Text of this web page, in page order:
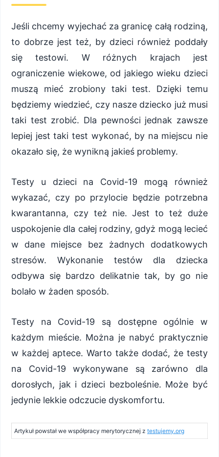
Jeśli chcemy wyjechać za granicę całą rodziną,
to dobrze jest też, by dzieci również poddały
się testowi. W różnych krajach jest
ograniczenie wiekowe, od jakiego wieku dzieci
muszą mieć zrobiony taki test. Dzięki temu
będziemy wiedzieć, czy nasze dziecko już musi
taki test zrobić. Dla pewności jednak zawsze
lepiej jest taki test wykonać, by na miejscu nie
okazało się, że wynikną jakieś problemy.
Testy u dzieci na Covid-19 mogą również
wykazać, czy po przylocie będzie potrzebna
kwarantanna, czy też nie. Jest to też duże
uspokojenie dla całej rodziny, gdyż mogą lecieć
w dane miejsce bez żadnych dodatkowych
stresów. Wykonanie testów dla dziecka
odbywa się bardzo delikatnie tak, by go nie
bolało w żaden sposób.
Testy na Covid-19 są dostępne ogólnie w
każdym mieście. Można je nabyć praktycznie
w każdej aptece. Warto także dodać, że testy
na Covid-19 wykonywane są zarówno dla
dorosłych, jak i dzieci bezboleśnie. Może być
jedynie lekkie odczucie dyskomfortu.
Artykuł powstał we współpracy merytorycznej z testujemy.org